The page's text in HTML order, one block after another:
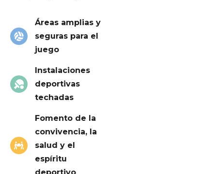
Áreas amplias y
seguras para el
juego
Instalaciones
deportivas
techadas
Fomento de la
convivencia, la
salud y el
espíritu